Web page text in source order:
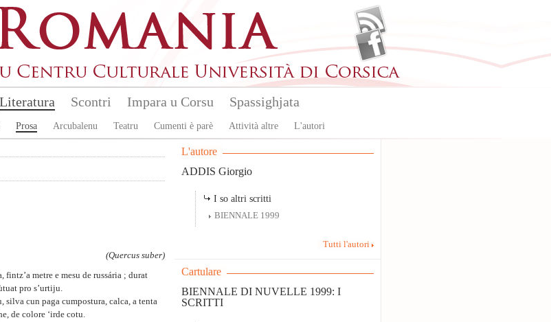
Literatura
Prosa Arcubalenu Teatru Cumenti è parè Attività altre L'autori
Scontri Impara u Corsu Spassighjata
(Quercus suber)
metre e mesu de russária ; durat
pro s’urtiju.
silva cun paga cumpostura, calca, a tenta
de colore ‘irde cotu.
L'autore
ADDIS Giorgio
I so altri scritti
BIENNALE 1999
Tutti l'autori
Cartulare
BIENNALE DI NUVELLE 1999: I
SCRITTI